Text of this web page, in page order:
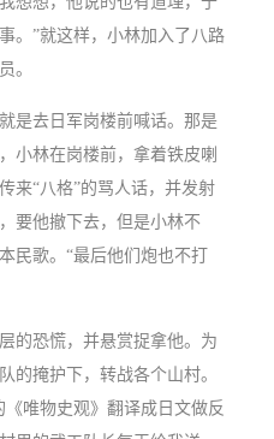
。”就这样，小林加入了八路
。
是去日军岗楼前喊话。那是
小林在岗楼前，拿着铁皮喇
来“八格”的骂人话，并发射
要他撤下去，但是小林不
民歌。“最后他们炮也不打
的恐慌，并悬赏捉拿他。为
的掩护下，转战各个山村。
唯物史观》翻译成日文做反